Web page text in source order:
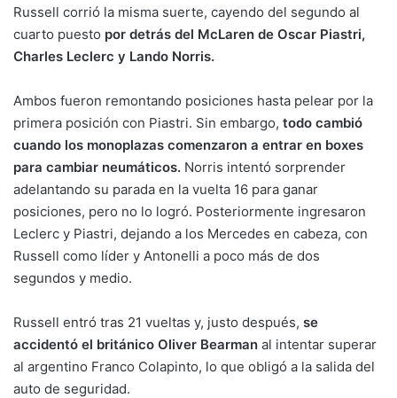
Russell corrió la misma suerte, cayendo del segundo al
cuarto puesto por detrás del McLaren de Oscar Piastri,
Charles Leclerc y Lando Norris.
Ambos fueron remontando posiciones hasta pelear por la
primera posición con Piastri. Sin embargo, todo cambió
cuando los monoplazas comenzaron a entrar en boxes
para cambiar neumáticos. Norris intentó sorprender
adelantando su parada en la vuelta 16 para ganar
posiciones, pero no lo logró. Posteriormente ingresaron
Leclerc y Piastri, dejando a los Mercedes en cabeza, con
Russell como líder y Antonelli a poco más de dos
segundos y medio.
Russell entró tras 21 vueltas y, justo después, se
accidentó el británico Oliver Bearman al intentar superar
al argentino Franco Colapinto, lo que obligó a la salida del
auto de seguridad.